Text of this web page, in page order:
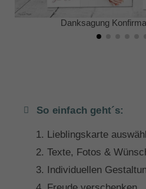
Danksagung
So einfach geht´s:
Lieblingskarte
Texte, Fotos &
Individuellen